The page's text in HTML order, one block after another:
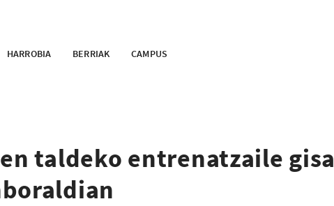
HARROBIA BERRIAK CAMPUS
taldeko entrenatzaile gisa